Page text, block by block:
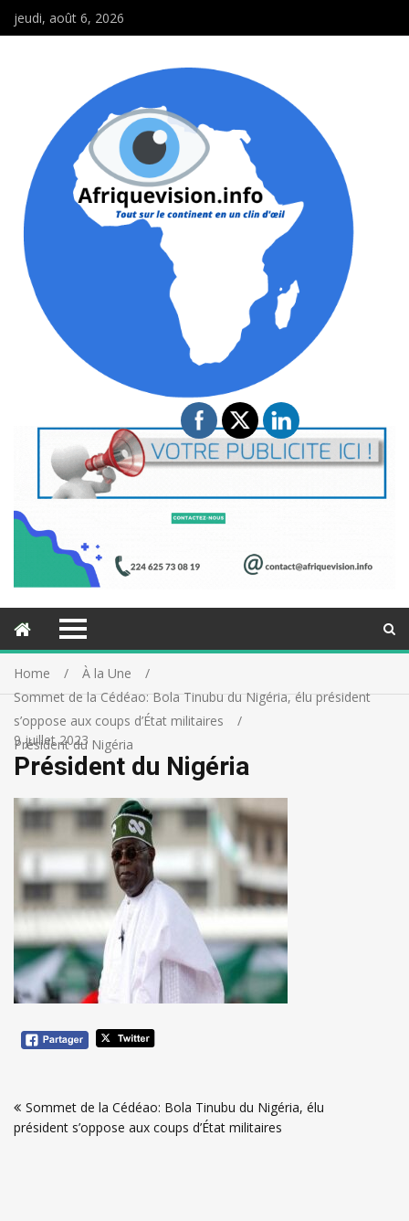
jeudi, août 6, 2026
Home
À la Une
Sommet de la Cédéao: Bola Tinubu du Nigéria, élu président
s’oppose aux coups d’État militaires
Président du Nigéria
9 juillet 2023
Président du Nigéria
deSommet de la Cédéao: Bola Tinubu du Nigéria, élu
président s’oppose aux coups d’État militaires